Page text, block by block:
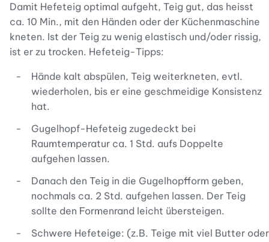
Damit Hefeteig optimal aufgeht, Teig gut, das heisst
ca. 10 Min., mit den Händen oder der Küchenmaschine
kneten. Ist der Teig zu wenig elastisch und/oder rissig,
ist er zu trocken. Hefeteig-Tipps:
Hände kalt abspülen, Teig weiterkneten, evtl.
wiederholen, bis er eine geschmeidige Konsistenz
hat.
Gugelhopf-Hefeteig zugedeckt bei
Raumtemperatur ca. 1 Std. aufs Doppelte
aufgehen lassen.
Danach den Teig in die Gugelhopfform geben,
nochmals ca. 2 Std. aufgehen lassen. Der Teig
sollte den Formenrand leicht übersteigen.
Schwere Hefeteige: (z.B. Teige mit viel Butter oder